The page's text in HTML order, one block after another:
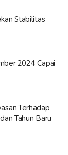
Stabilitas
2024 Capai
Terhadap
Tahun Baru